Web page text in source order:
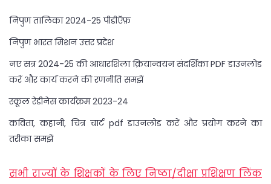
निपुण तालिका 2024-25 पीडीऍफ़
निपुण भारत मिशन उत्तर प्रदेश
नए सत्र 2024-25 की आधारशिला क्रियान्वयन संदर्शिका PDF डाउनलोड
करें और कार्य करने की रणनीति समझें
स्कूल रेडीनेस कार्यक्रम 2023-24
कविता, कहानी, चित्र चार्ट pdf डाउनलोड करें और प्रयोग करने का
तरीका समझें
सभी राज्यों के शिक्षकों के लिए निष्ठा/दीक्षा प्रशिक्षण लिंक